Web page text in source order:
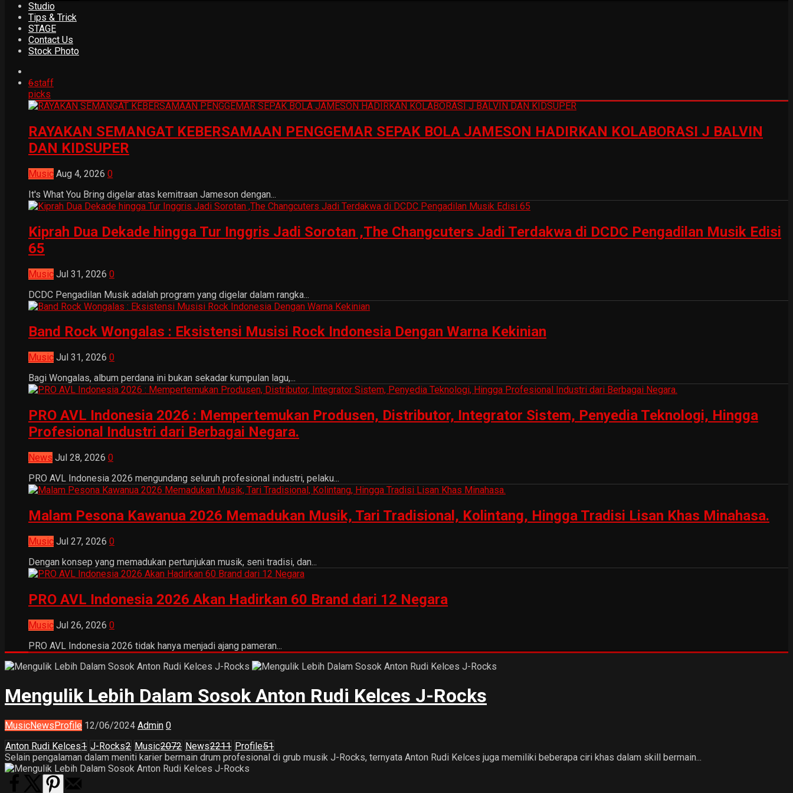
Studio
Tips & Trick
STAGE
Contact Us
Stock Photo
6staff
picks
RAYAKAN SEMANGAT KEBERSAMAAN PENGGEMAR SEPAK BOLA JAMESON HADIRKAN KOLABORASI J BALVIN
DAN KIDSUPER
Music Aug 4, 2026 0
It's What You Bring digelar atas kemitraan Jameson dengan...
Kiprah Dua Dekade hingga Tur Inggris Jadi Sorotan ,The Changcuters Jadi Terdakwa di DCDC Pengadilan Musik Edisi
65
Music Jul 31, 2026 0
DCDC Pengadilan Musik adalah program yang digelar dalam rangka...
Band Rock Wongalas : Eksistensi Musisi Rock Indonesia Dengan Warna Kekinian
Music Jul 31, 2026 0
Bagi Wongalas, album perdana ini bukan sekadar kumpulan lagu,...
PRO AVL Indonesia 2026 : Mempertemukan Produsen, Distributor, Integrator Sistem, Penyedia Teknologi, Hingga
Profesional Industri dari Berbagai Negara.
News Jul 28, 2026 0
PRO AVL Indonesia 2026 mengundang seluruh profesional industri, pelaku...
Malam Pesona Kawanua 2026 Memadukan Musik, Tari Tradisional, Kolintang, Hingga Tradisi Lisan Khas Minahasa.
Music Jul 27, 2026 0
Dengan konsep yang memadukan pertunjukan musik, seni tradisi, dan...
PRO AVL Indonesia 2026 Akan Hadirkan 60 Brand dari 12 Negara
Music Jul 26, 2026 0
PRO AVL Indonesia 2026 tidak hanya menjadi ajang pameran...
Mengulik Lebih Dalam Sosok Anton Rudi Kelces J-Rocks
MusicNewsProfile 12/06/2024 Admin 0
Anton Rudi Kelces1 J-Rocks2 Music2072 News2211 Profile51
Selain pengalaman dalam meniti karier bermain drum profesional di grub musik J-Rocks, ternyata Anton Rudi Kelces juga memiliki beberapa ciri khas dalam skill bermain...